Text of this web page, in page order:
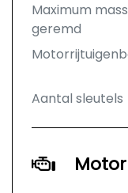
Maximum
geremd
Aantal sleutels